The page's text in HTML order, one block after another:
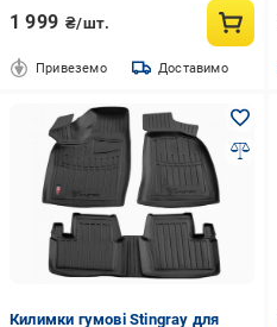
1 999 ₴/шт.
Привеземо Доставимо
Килимки гумові Stingray для